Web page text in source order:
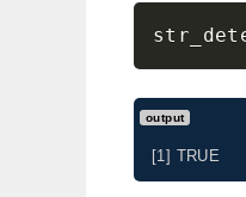
output
[1] TRUE